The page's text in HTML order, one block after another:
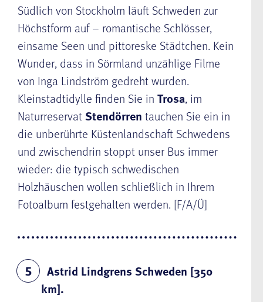
Südlich von Stockholm läuft Schweden zur
Höchstform auf – romantische Schlösser,
einsame Seen und pittoreske Städtchen. Kein
Wunder, dass in Sörmland unzählige Filme
von Inga Lindström gedreht wurden.
Kleinstadtidylle finden Sie in Trosa, im
NaturreservatStendörren tauchen Sie ein in
die unberührte Küstenlandschaft Schwedens
und zwischendrin stoppt unser Bus immer
wieder: die typisch schwedischen
Holzhäuschen wollen schließlich in Ihrem
Fotoalbum festgehalten werden. [F/A/Ü]
5
Astrid Lindgrens Schweden [350
km].